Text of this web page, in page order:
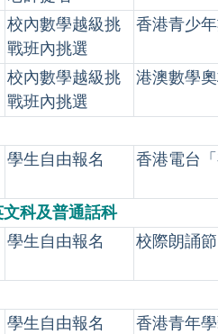
校內數學越級挑
戰班內挑選
香港青少
校內數學越級挑
戰班內挑選
港澳數學
學生自由報名 香港電台
科及普通話科
學生自由報名 校際朗誦節
學生自由報名 香港青年